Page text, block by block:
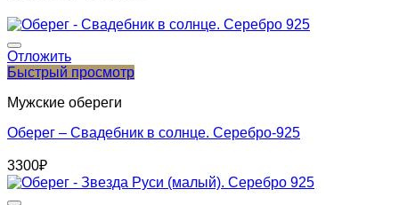
Отложить
Быстрый просмотр
Мужские обереги
Оберег – Свадебник в солнце. Серебро-925
3300₽